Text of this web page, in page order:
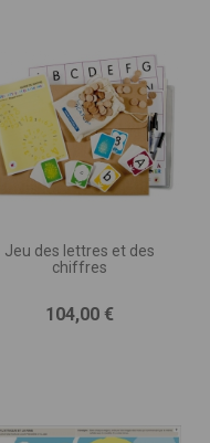
Jeu des lettres et des
chiffres
Prix
104,00 €
!
avez créé des
des contenus